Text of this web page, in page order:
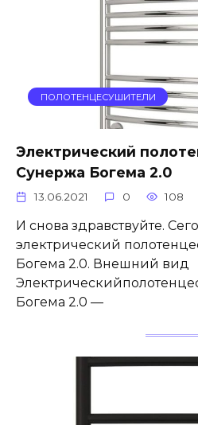
ПОЛОТЕНЦЕСУШИТЕЛИ
Электрический
Сунержа Богема 2.0
13.06.2021 0 108
И снова здравствуйте.
электрический
Богема 2.0. Внешний вид
Богема 2.0 —